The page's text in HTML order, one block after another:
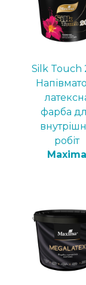
Silk Touch
фарба
робіт
Maxima